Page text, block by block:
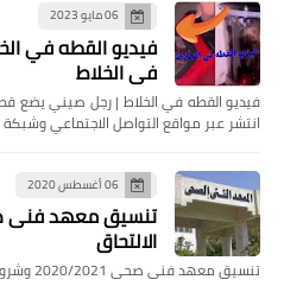
06 مايو 2023
فيديو القطه في
في الخلاط
فيديو القطه في الخلاط | رجل صيني يضع
انتشر عبر مواقع التواصل الاجتماعي
06 أغسطس 2020
الالتحاق
تنسيق معهد فنى صحى 2020/2021 وشروط الالتحاق ح…